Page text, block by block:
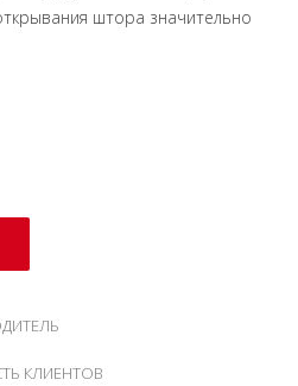
штора значительно
КЛИЕНТОВ